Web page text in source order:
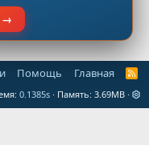
Помощь Главная
R
S
0.1385s Память 3.69MB
→